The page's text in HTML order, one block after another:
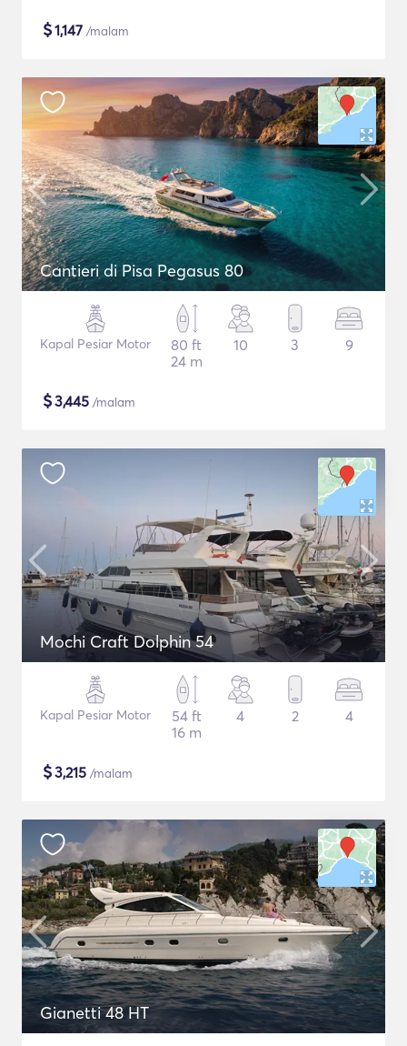
$1,147 /malam
Cantieri di Pisa Pegasus 80
Kapal Pesiar Motor
80 ft
24 m
10 3 9
$3,445 /malam
Mochi Craft Dolphin 54
Kapal Pesiar Motor
54 ft
16 m
4 2 4
$3,215 /malam
Gianetti 48 HT